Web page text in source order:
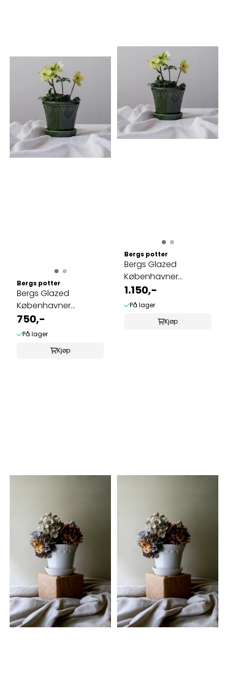
Bergs potter
Bergs Glazed
Københavner
Emerald Green 16cm
750,-
På lager
Kjøp
Bergs potter
Bergs Glazed
Københavner
Emerald green 21cm
1.150,-
På lager
Kjøp